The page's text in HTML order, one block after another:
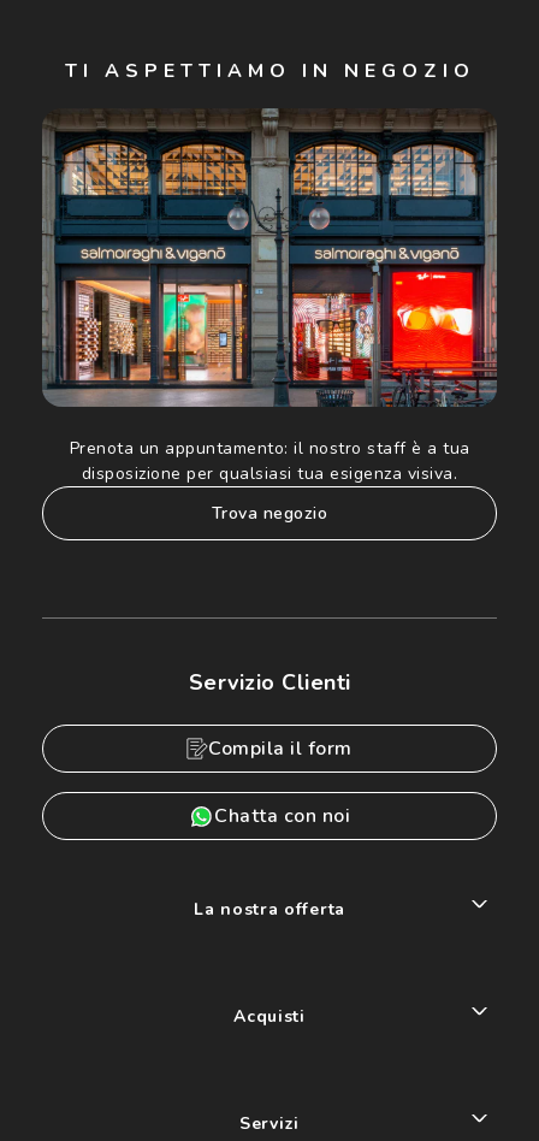
Cliccando su "Iscriviti", confermo di avere più di 16 anni e
acconsento all'utilizzo dei miei Dati Personali da parte di
Luxottica Group S.p.A. per l'invio di offerte speciali, novità
ed altre comunicazioni di carattere pubblicitario (consultare
Informativa sulla privacyper ulteriori informazioni).
TI ASPETTIAMO IN NEGOZIO
Prenota un appuntamento: il nostro staff è a tua
disposizione per qualsiasi tua esigenza visiva.
trova negozio
Servizio Clienti
Compila il form
Chatta con noi
La nostra offerta
Acquisti
Servizi